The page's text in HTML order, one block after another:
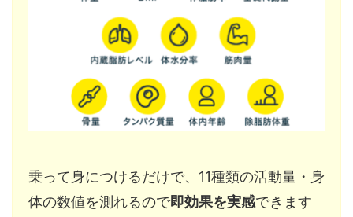
乗って身につけるだけで、11種類の活動量・身
体の数値を測れるので即効果を実感できます